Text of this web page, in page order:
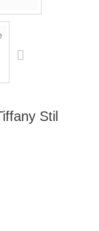
Stil